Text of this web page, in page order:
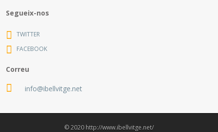
Segueix-nos
TWITTER
FACEBOOK
Correu
info@ibellvitge.net
© 2020 http://www.ibellvitge.net/